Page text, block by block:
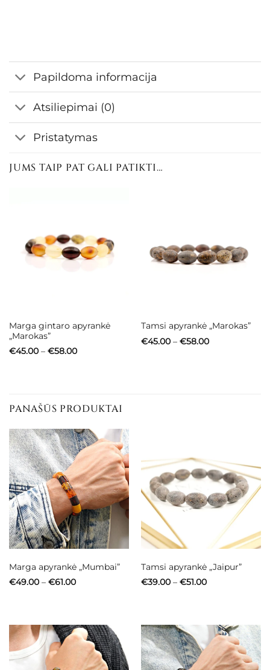
Papildoma informacija
Atsiliepimai (0)
Pristatymas
JUMS TAIP PAT GALI PATIKTI…
Marga gintaro apyrankė
„Marokas”
€45.00 – €58.00Price
Tamsi apyrankė „Marokas”
€45.00 – €58.00Price
PANAŠŪS PRODUKTAI
Marga apyrankė „Mumbai”
€49.00 – €61.00Price
Tamsi apyrankė „Jaipur”
€39.00 – €51.00Price